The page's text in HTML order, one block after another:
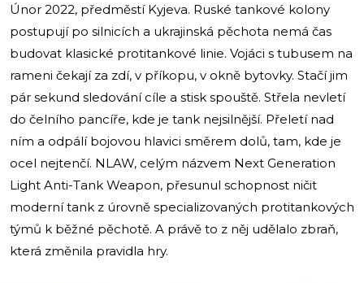
Únor 2022, předměstí Kyjeva. Ruské tankové kolony
postupují po silnicích a ukrajinská pěchota nemá čas
budovat klasické protitankové linie. Vojáci s tubusem na
rameni čekají za zdí, v příkopu, v okně bytovky. Stačí jim
pár sekund sledování cíle a stisk spouště. Střela nevletí
do čelního pancíře, kde je tank nejsilnější. Přeletí nad
ním a odpálí bojovou hlavici směrem dolů, tam, kde je
ocel nejtenčí. NLAW, celým názvem Next Generation
Light Anti-Tank Weapon, přesunul schopnost ničit
moderní tank z úrovně specializovaných protitankových
týmů k běžné pěchotě. A právě to z něj udělalo zbraň,
která změnila pravidla hry.